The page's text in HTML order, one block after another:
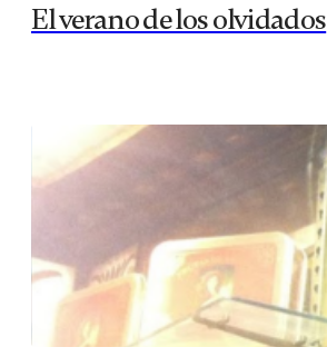
El verano de los olvidados